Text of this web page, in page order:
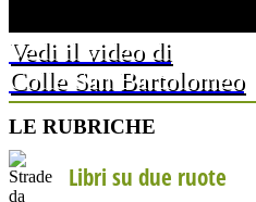
Vedi il video di
Colle San Bartolomeo
LE RUBRICHE
Libri su due ruote